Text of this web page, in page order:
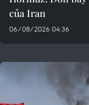
của Iran
06/08/2026 04:36